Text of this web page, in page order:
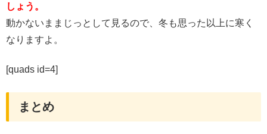
しょう。
動かないままじっとして見るので、冬も思った以上に寒く
なりますよ。
[quads id=4]
まとめ